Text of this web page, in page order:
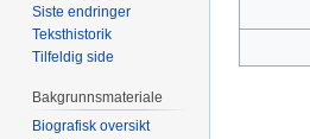
Siste endringer
Teksthistorik
Tilfeldig side
Bakgrunnsmateriale
Biografisk oversikt